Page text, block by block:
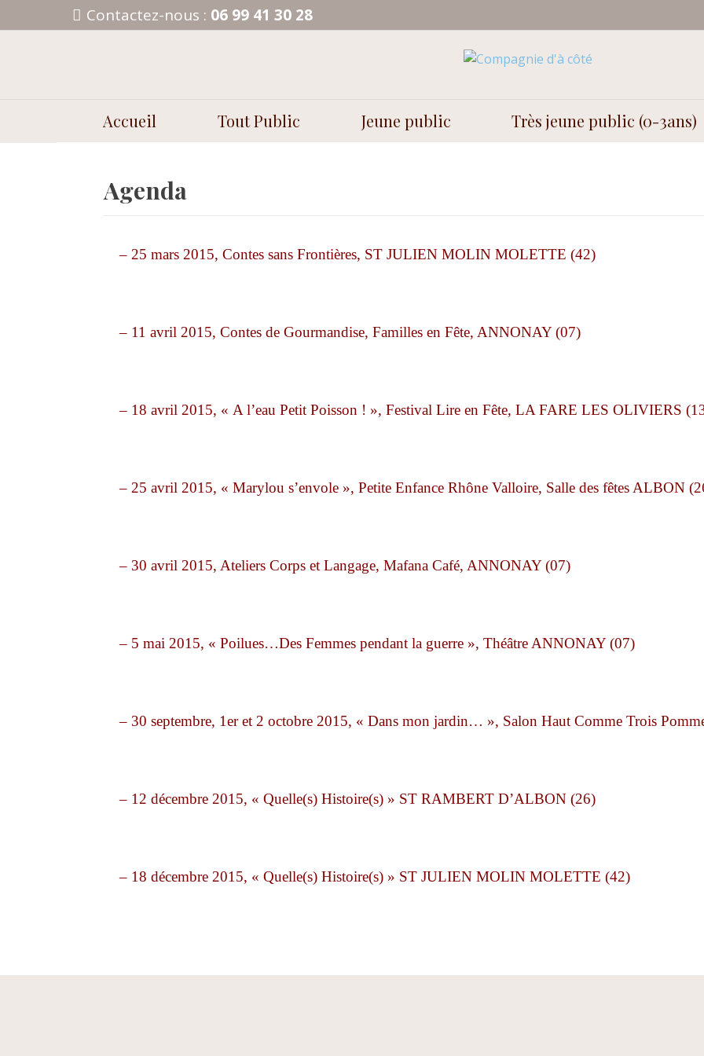
au
Contactez-nous : 06 99 41 30 28
Accueil Tout Public Jeune public Très jeune public (0-3ans)
Agenda
– 25 mars 2015, Contes sans Frontières, ST JULIEN MOLIN MOLETTE (42)
– 11 avril 2015, Contes de Gourmandise, Familles en Fête, ANNONAY (07)
– 18 avril 2015, « A l’eau Petit Poisson ! », Festival Lire en Fête, LA FARE LES OLIVIERS
– 25 avril 2015, « Marylou s’envole », Petite Enfance Rhône Valloire, Salle des fêtes ALBON
– 30 avril 2015, Ateliers Corps et Langage, Mafana Café, ANNONAY (07)
– 5 mai 2015, « Poilues…Des Femmes pendant la guerre », Théâtre ANNONAY (07)
– 30 septembre, 1er et 2 octobre 2015, « Dans mon jardin… », Salon Haut Comme Trois
– 12 décembre 2015, « Quelle(s) Histoire(s) » ST RAMBERT D’ALBON (26)
– 18 décembre 2015, « Quelle(s) Histoire(s) » ST JULIEN MOLIN MOLETTE (42)